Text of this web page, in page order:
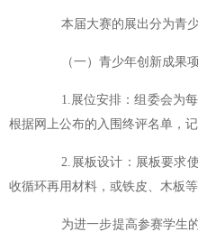
本届大赛的展出分为青少
（一）青少年创新成果
1.展位安排：组委会为每
根据网上公布的入围终评名单，
2.展板设计：展板要求使
收循环再用材料，或铁皮、木板
为进一步提高参赛学生的